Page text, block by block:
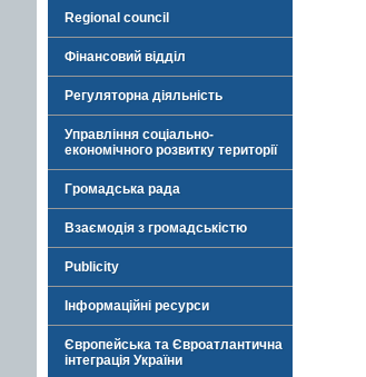
Regional council
Фінансовий відділ
Регуляторна діяльність
Управління соціально-
економічного розвитку території
Громадська рада
Взаємодія з громадськістю
Publicity
Інформаційні ресурси
Європейська та Євроатлантична
інтеграція України